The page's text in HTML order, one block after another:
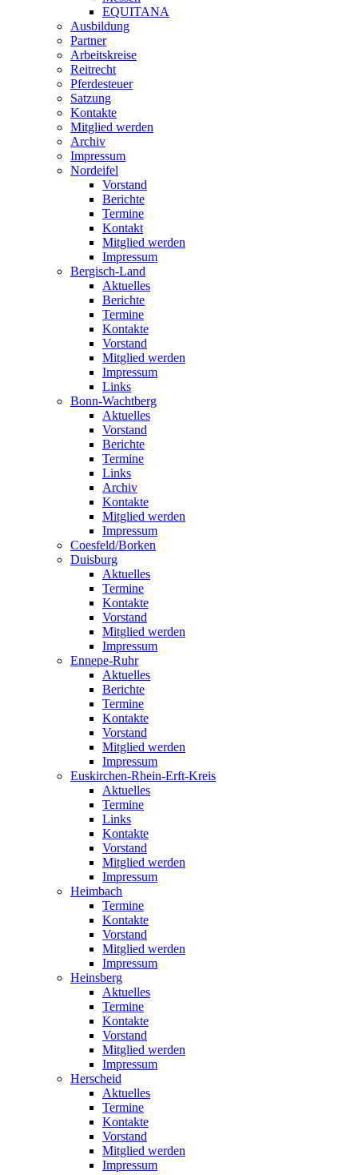
EQUITANA
Ausbildung
Partner
Arbeitskreise
Reitrecht
Pferdesteuer
Satzung
Kontakte
Mitglied werden
Archiv
Impressum
Nordeifel
Vorstand
Berichte
Termine
Kontakt
Mitglied werden
Impressum
Bergisch-Land
Aktuelles
Berichte
Termine
Kontakte
Vorstand
Mitglied werden
Impressum
Links
Bonn-Wachtberg
Aktuelles
Vorstand
Berichte
Termine
Links
Archiv
Kontakte
Mitglied werden
Impressum
Coesfeld/Borken
Duisburg
Aktuelles
Termine
Kontakte
Vorstand
Mitglied werden
Impressum
Ennepe-Ruhr
Aktuelles
Berichte
Termine
Kontakte
Vorstand
Mitglied werden
Impressum
Euskirchen-Rhein-Erft-Kreis
Aktuelles
Termine
Links
Kontakte
Vorstand
Mitglied werden
Impressum
Heimbach
Termine
Kontakte
Vorstand
Mitglied werden
Impressum
Heinsberg
Aktuelles
Termine
Kontakte
Vorstand
Mitglied werden
Impressum
Herscheid
Aktuelles
Termine
Kontakte
Vorstand
Mitglied werden
Impressum